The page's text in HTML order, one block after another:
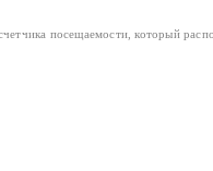
посещаемости, который